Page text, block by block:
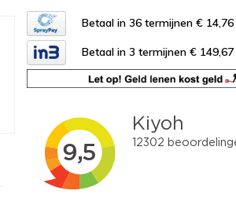
Betaal in 36 termijnen € 14,76
Betaal in 3 termijnen € 149,67